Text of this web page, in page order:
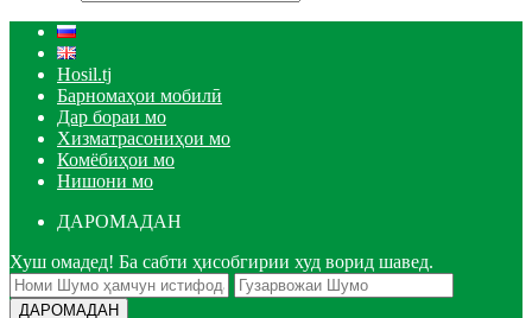
Hosil.tj
Барномаҳои мобилӣ
Дар бораи мо
Хизматрасониҳои мо
Комёбиҳои мо
Нишони мо
ДАРОМАДАН
Хуш омадед! Ба сабти ҳисобгирии худ ворид шавед.